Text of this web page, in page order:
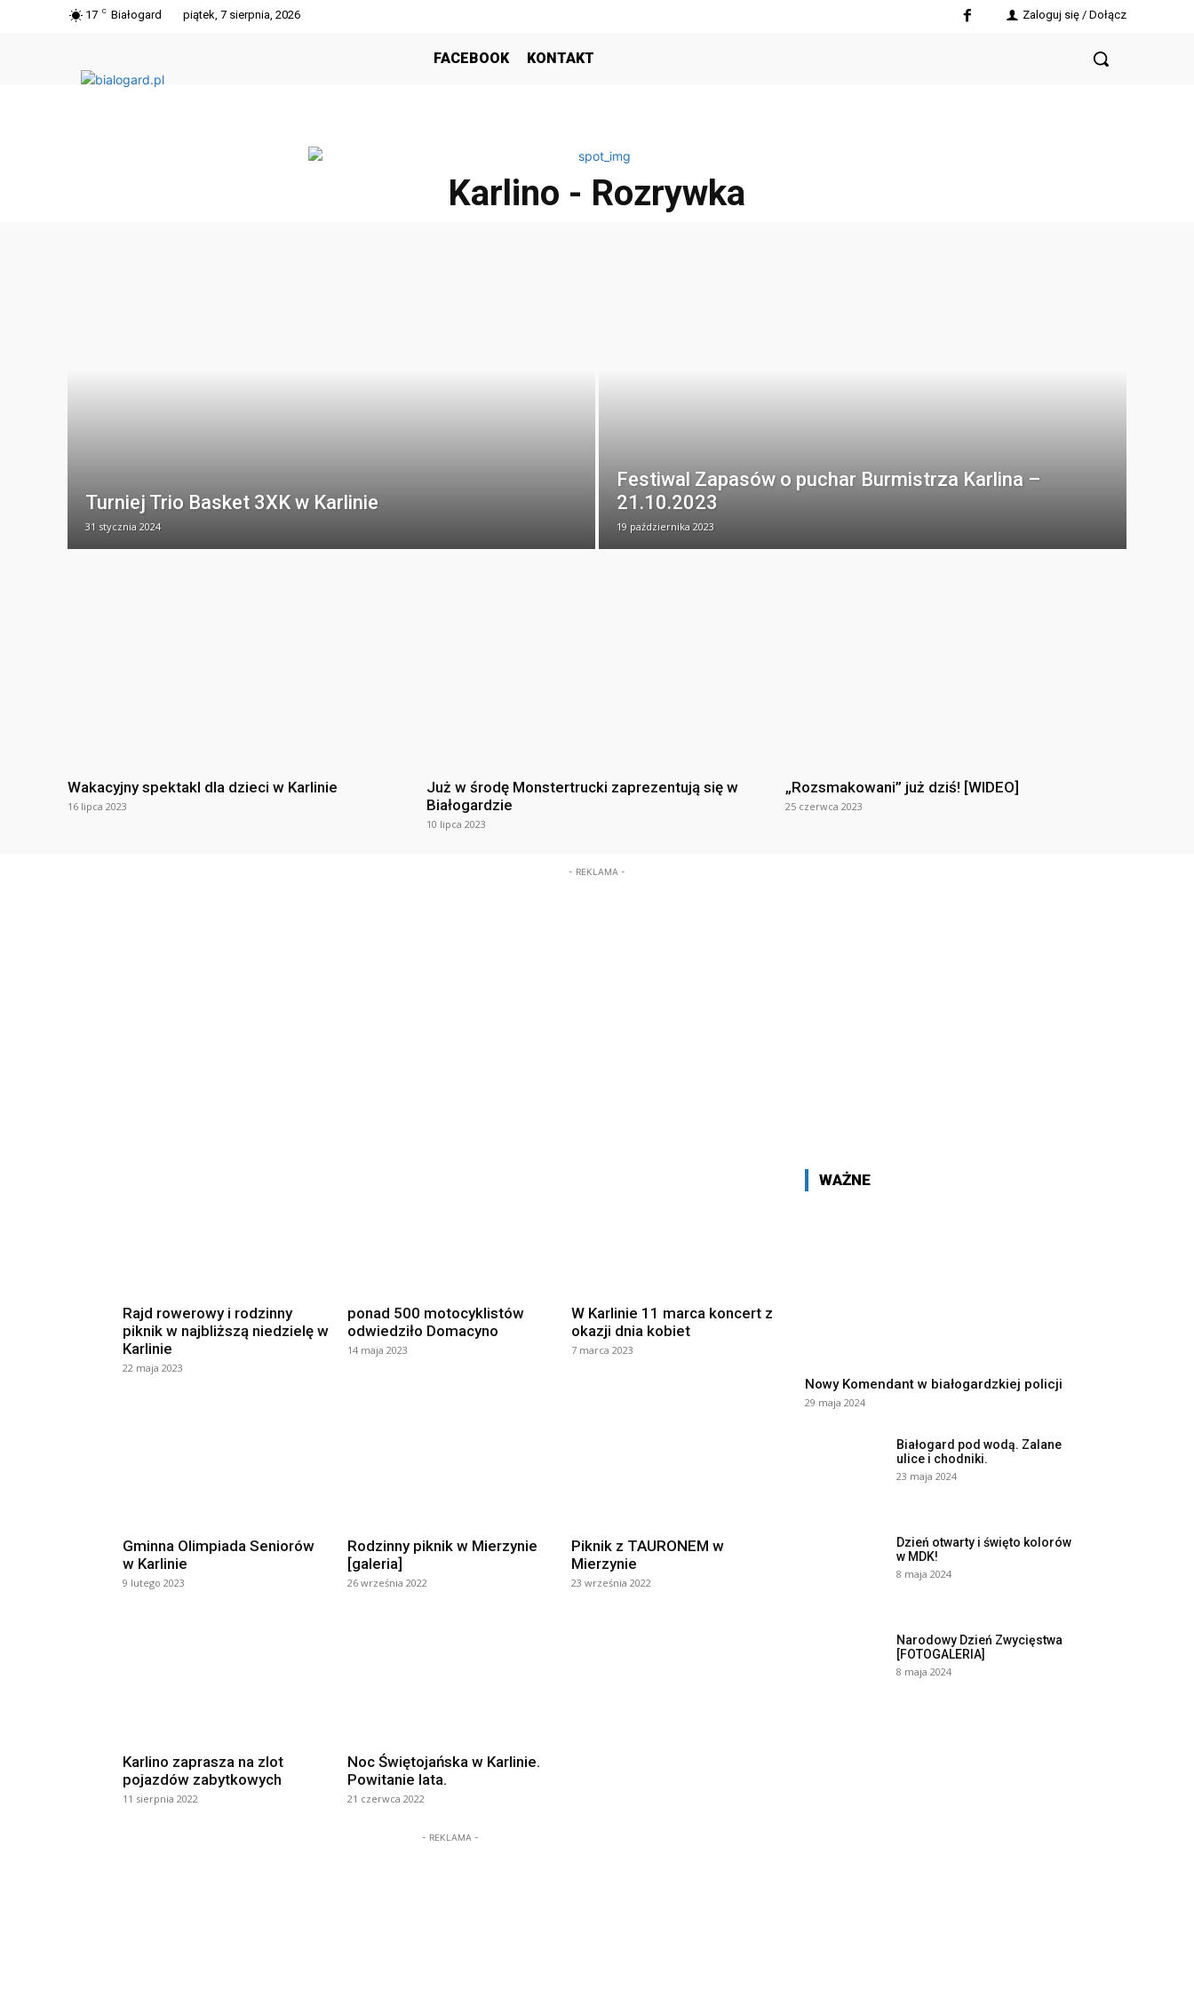
17 C Białogard piątek, 7 sierpnia, 2026 Zaloguj się / Dołącz
FACEBOOK KONTAKT
Karlino - Rozrywka
Turniej Trio Basket 3XK w Karlinie
31 stycznia 2024
Festiwal Zapasów o puchar Burmistrza Karlina –
21.10.2023
19 października 2023
Wakacyjny spektakl dla dzieci w Karlinie
16 lipca 2023
Już w środę Monstertrucki zaprezentują się w
Białogardzie
10 lipca 2023
„Rozsmakowani” już dziś! [WIDEO]
25 czerwca 2023
- REKLAMA -
Rajd rowerowy i rodzinny
piknik w najbliższą niedzielę w
Karlinie
22 maja 2023
ponad 500 motocyklistów
odwiedziło Domacyno
14 maja 2023
W Karlinie 11 marca koncert z
okazji dnia kobiet
7 marca 2023
Gminna Olimpiada Seniorów
w Karlinie
9 lutego 2023
Rodzinny piknik w Mierzynie
[galeria]
26 września 2022
Piknik z TAURONEM w
Mierzynie
23 września 2022
Karlino zaprasza na zlot
pojazdów zabytkowych
11 sierpnia 2022
Noc Świętojańska w Karlinie.
Powitanie lata.
21 czerwca 2022
- REKLAMA -
WAŻNE
Nowy Komendant w białogardzkiej policji
29 maja 2024
Białogard pod wodą. Zalane
ulice i chodniki.
23 maja 2024
Dzień otwarty i święto kolorów
w MDK!
8 maja 2024
Narodowy Dzień Zwycięstwa
[FOTOGALERIA]
8 maja 2024